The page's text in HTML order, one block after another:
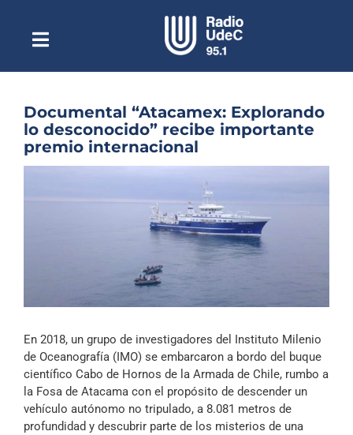
contenidoToggle
NavigationEscuchar Radio UdeC en vivo
Quiénes Somos
Programación
Podcast
Noticias
Reportajes
Columnas
Música Clásica
Especiales
Archivo Sonoro
Documental “Atacamex: Explorando
lo desconocido” recibe importante
premio internacional
En 2018, un grupo de investigadores del Instituto Milenio
de Oceanografía (IMO) se embarcaron a bordo del buque
científico Cabo de Hornos de la Armada de Chile, rumbo a
la Fosa de Atacama con el propósito de descender un
vehículo autónomo no tripulado, a 8.081 metros de
profundidad y descubrir parte de los misterios de una